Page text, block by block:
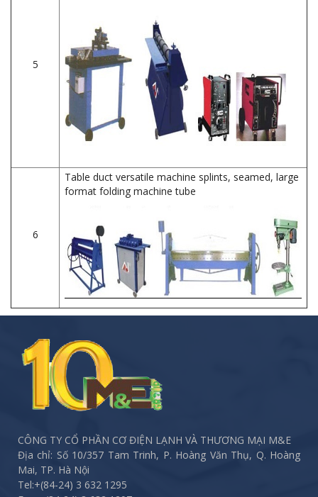
5
6
Table duct versatile machine splints, seamed, large
format folding machine tube
CÔNG TY CỔ PHẦN CƠ ĐIỆN LẠNH VÀ THƯƠNG MẠI M&E
Địa chỉ: Số 10/357 Tam Trinh, P. Hoàng Văn Thụ, Q. Hoàng
Mai, TP. Hà Nội
Tel:+(84-24) 3 632 1295